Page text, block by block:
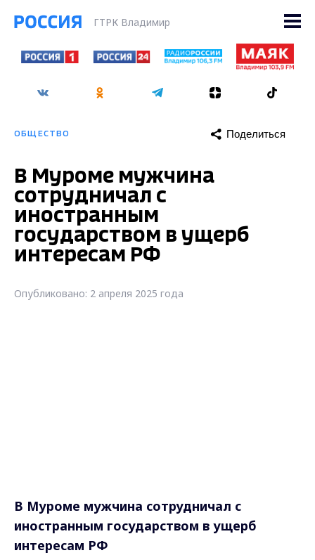
ГТРК Владимир
ОБЩЕСТВО Поделиться
В Муроме мужчина
сотрудничал с
иностранным
государством в ущерб
интересам РФ
Опубликовано: 2 апреля 2025 года
В Муроме мужчина сотрудничал с
иностранным государством в ущерб
интересам РФ